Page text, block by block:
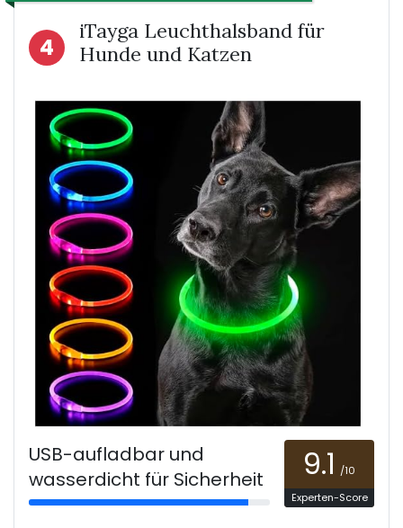
4
iTayga Leuchthalsband für
Hunde und Katzen
USB-aufladbar und
wasserdicht für Sicherheit
9.1 /10
Experten-Score